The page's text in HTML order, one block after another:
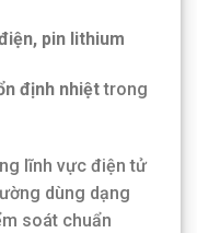
pin lithium
định nhiệttrong
lĩnh vực điện tử
dùng dạng
soát chuẩn